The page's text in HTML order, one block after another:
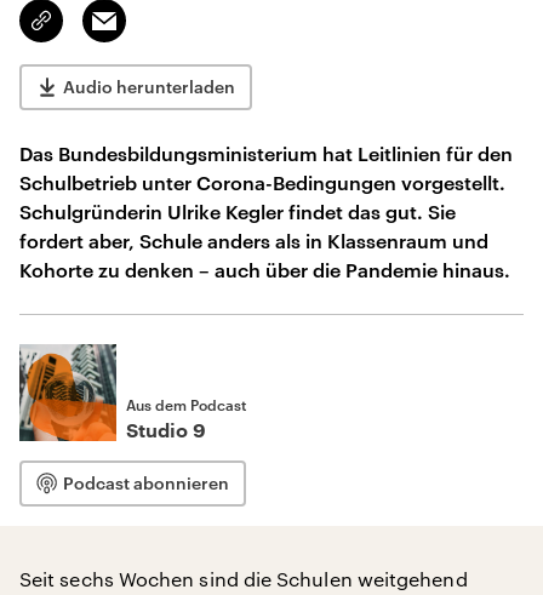
Link
kopieren/teilen
Email
Audio herunterladen
Das Bundesbildungsministerium hat Leitlinien für den
Schulbetrieb unter Corona-Bedingungen vorgestellt.
Schulgründerin Ulrike Kegler findet das gut. Sie
fordert aber, Schule anders als in Klassenraum und
Kohorte zu denken – auch über die Pandemie hinaus.
Aus dem Podcast
Studio 9
Podcast abonnieren
Seit sechs Wochen sind die Schulen weitgehend